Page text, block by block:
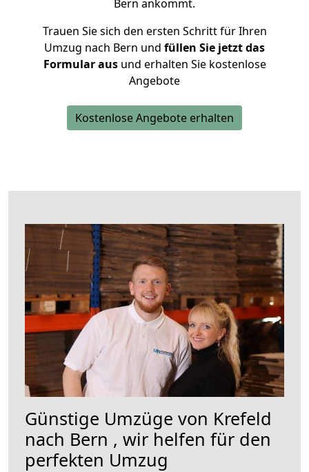
Bern ankommt.
Trauen Sie sich den ersten Schritt für Ihren
Umzug nach Bern und füllen Sie jetzt das
Formular ausund erhalten Sie kostenlose
Angebote
Kostenlose Angebote erhalten
Günstige Umzüge von Krefeld
nach Bern , wir helfen für den
perfekten Umzug